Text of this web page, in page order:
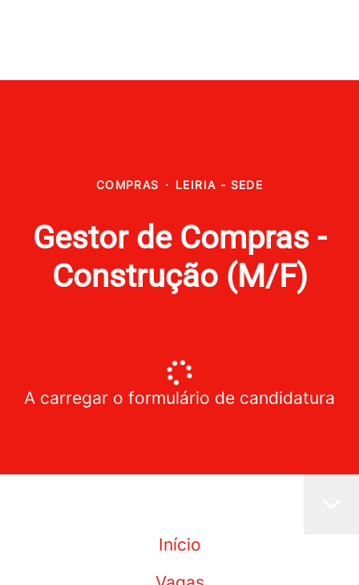
COMPRAS · LEIRIA - SEDE
Gestor de Compras -
Construção (M/F)
A carregar o formulário de candidatura
Início